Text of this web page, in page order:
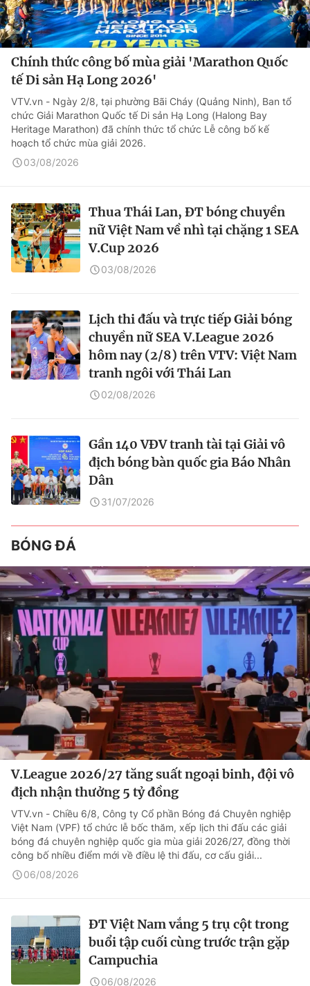
Chính thức công bố mùa giải 'Marathon Quốc
tế Di sản Hạ Long 2026'
VTV.vn - Ngày 2/8, tại phường Bãi Cháy (Quảng Ninh), Ban tổ
chức Giải Marathon Quốc tế Di sản Hạ Long (Halong Bay
Heritage Marathon) đã chính thức tổ chức Lễ công bố kế
hoạch tổ chức mùa giải 2026.
03/08/2026
Thua Thái Lan, ĐT bóng chuyền
nữ Việt Nam về nhì tại chặng 1 SEA
V.Cup 2026
03/08/2026
Lịch thi đấu và trực tiếp Giải bóng
chuyền nữ SEA V.League 2026
hôm nay (2/8) trên VTV: Việt Nam
tranh ngôi với Thái Lan
02/08/2026
Gần 140 VĐV tranh tài tại Giải vô
địch bóng bàn quốc gia Báo Nhân
Dân
31/07/2026
BÓNG ĐÁ
V.League 2026/27 tăng suất ngoại binh, đội vô
địch nhận thưởng 5 tỷ đồng
VTV.vn - Chiều 6/8, Công ty Cổ phần Bóng đá Chuyên nghiệp
Việt Nam (VPF) tổ chức lễ bốc thăm, xếp lịch thi đấu các giải
bóng đá chuyên nghiệp quốc gia mùa giải 2026/27, đồng thời
công bố nhiều điểm mới về điều lệ thi đấu, cơ cấu giải...
06/08/2026
ĐT Việt Nam vắng 5 trụ cột trong
buổi tập cuối cùng trước trận gặp
Campuchia
06/08/2026